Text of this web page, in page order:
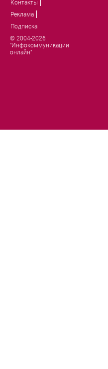
Контакты
Реклама
Подписка
© 2004-2026
"Инфокоммуникации
онлайн"